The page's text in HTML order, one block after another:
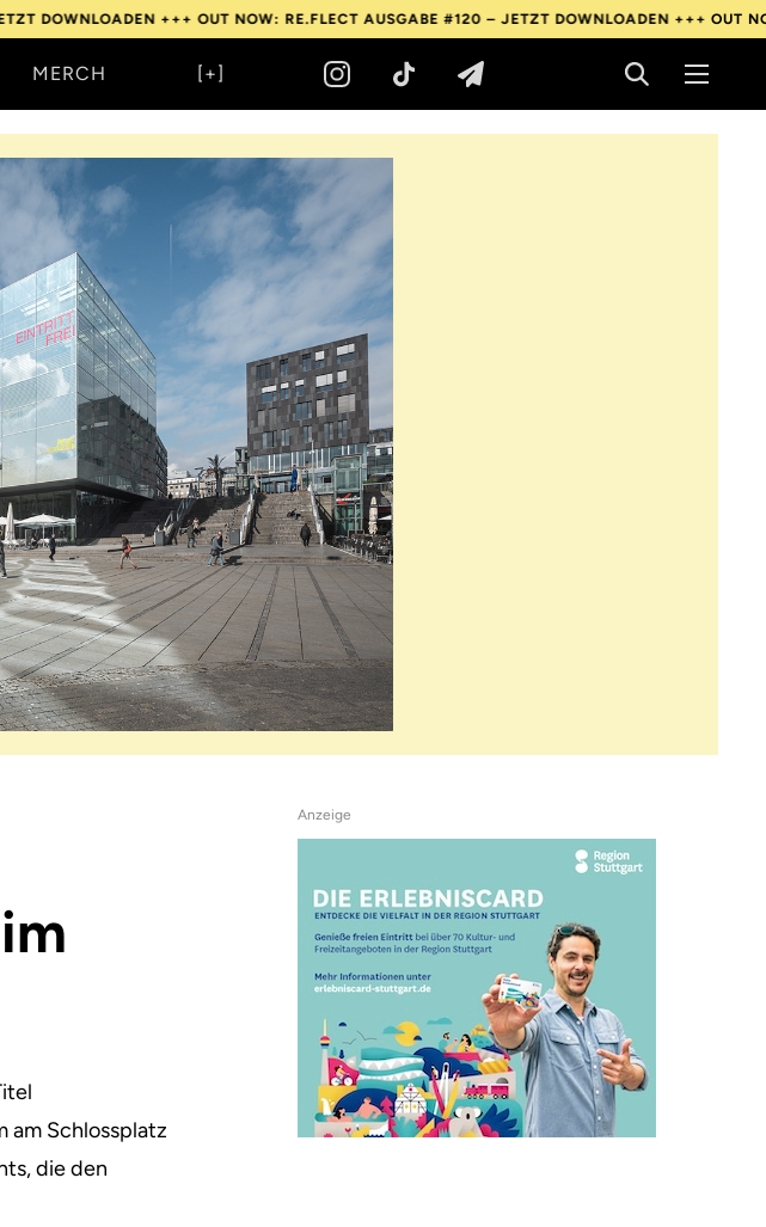
+++OUT NOW: RE.FLECT AUSGABE #120 – JETZT DOWNLOADEN +++OUT NOW: RE.FLECT
MERCH [+]
am Schlossplatz
die den
Anzeige